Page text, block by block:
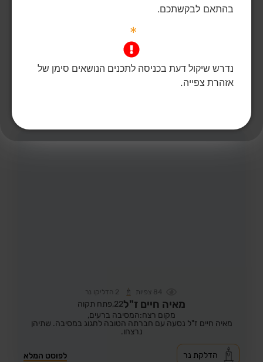
מאירי זוהר ז"ל
מקום רצח:שדרות,
מקום קבורה: גבעת ברנר
זוהר מאירי יצא מביתו בשדרות ונרצח.
84 צפיות 2 הדליקו נר
מאיה חיים ז"ל22, פתח תקוה
מקום רצח:המסיבה ברעים,
מאיה חיים ז"ל נסעה עם חברתה הטובה לחגוג במסיבה. שתיהן
נרצחו.
לפוסט המלא הדלקת נר
בהתאם לבקשתכם.
*
נדרש שיקול דעת בכניסה לתכנים הנושאים סימן של
אזהרת צפייה.